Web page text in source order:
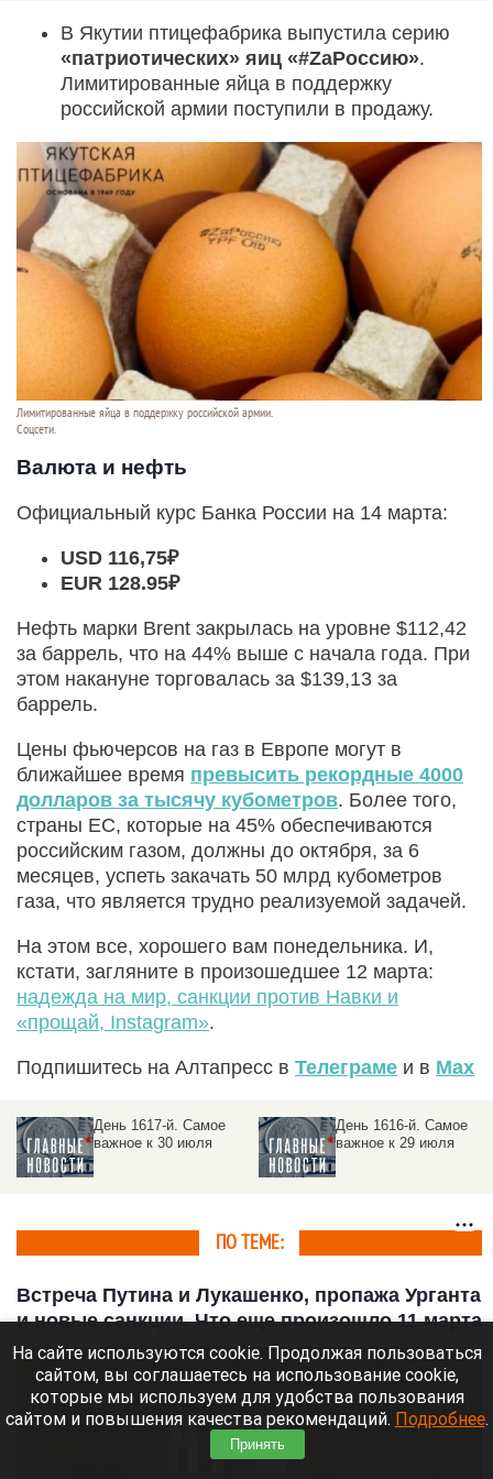
В Якутии птицефабрика выпустила серию
«патриотических» яиц «#ZaРоссию».
Лимитированные яйца в поддержку
российской армии поступили в продажу.
Лимитированные яйца в поддержку российской армии.
Соцсети.
Валюта и нефть
Официальный курс Банка России на 14 марта:
USD 116,75₽
EUR 128.95₽
Нефть марки Brent закрылась на уровне $112,42
за баррель, что на 44% выше с начала года. При
этом накануне торговалась за $139,13 за
баррель.
Цены фьючерсов на газ в Европе могут в
ближайшее время превысить рекордные 4000
долларов за тысячу кубометров. Более того,
страны ЕС, которые на 45% обеспечиваются
российским газом, должны до октября, за 6
месяцев, успеть закачать 50 млрд кубометров
газа, что является трудно реализуемой задачей.
На этом все, хорошего вам понедельника. И,
кстати, загляните в произошедшее 12 марта:
надежда на мир, санкции против Навки и
«прощай, Instagram».
Подпишитесь на Алтапресс в Телеграме и в Max
День 1616-й. Самое
важное к 29 июля
День 1615-й. Самое
важное к 28 июля
ПО ТЕМЕ:
Встреча Путина и Лукашенко, пропажа Урганта
и новые санкции. Что еще произошло 11 марта
На сайте используются cookie. Продолжая пользоваться
сайтом, вы соглашаетесь на использование cookie,
которые мы используем для удобства пользования
сайтом и повышения качества рекомендаций. Подробнее.
Принять